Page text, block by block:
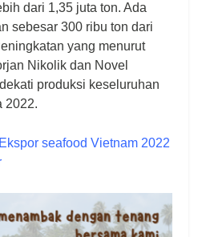
dari 1,35 juta ton. Ada
sebesar 300 ribu ton dari
yang menurut
Nikolik dan Novel
produksi keseluruhan
2022.
seafood Vietnam 2022